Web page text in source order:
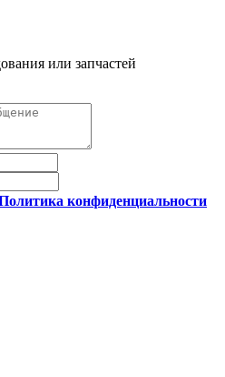
или запчастей
конфиденциальности